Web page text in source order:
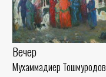
Вечер
Мухаммадиер Тошмуродов